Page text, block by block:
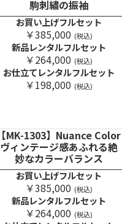
駒刺繡の振袖
お買い上げフルセット
￥385,000 (税込)
新品レンタルフルセット
￥264,000 (税込)
お仕立てレンタルフルセット
￥198,000 (税込)
【MK-1303】Nuance Color
ヴィンテージ感あふれる絶
妙なカラーバランス
お買い上げフルセット
￥385,000 (税込)
新品レンタルフルセット
￥264,000 (税込)